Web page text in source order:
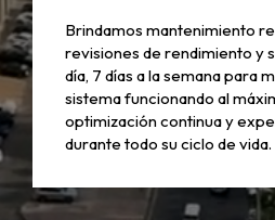
Brindamos mantenimiento
revisiones de rendimiento y
día, 7 días a la semana para
sistema funcionando al
optimización continua y
durante todo su ciclo de vida.